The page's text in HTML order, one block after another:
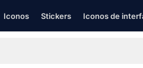
Iconos Stickers Iconos de